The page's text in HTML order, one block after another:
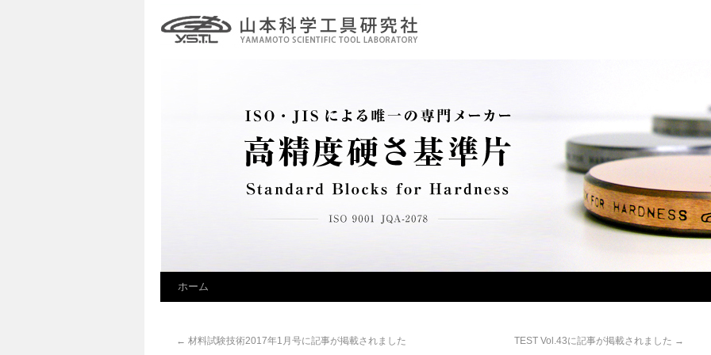
ホーム
← 材料試験技術2017年1月号に記事が掲載されました TEST Vol.43に記事が掲載されました →